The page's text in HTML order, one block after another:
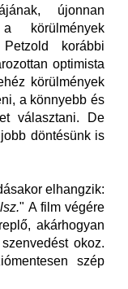
újonnan
körülmények
korábbi
optimista
körülmények
a könnyebb és
választani. De
döntésünk is
elhangzik:
" A film végére
akárhogyan
okoz.
szép